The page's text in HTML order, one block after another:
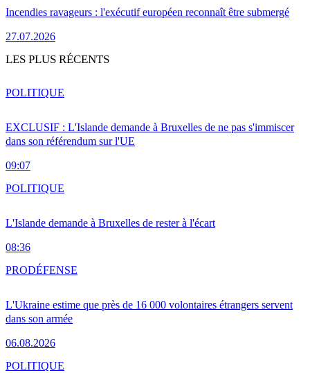
Incendies ravageurs : l'exécutif européen reconnaît être submergé
27.07.2026
LES PLUS RÉCENTS
EXCLUSIF : L'Islande demande à Bruxelles de ne pas s'immiscer
dans son référendum sur l'UE
09:07
POLITIQUE
L'Islande demande à Bruxelles de rester à l'écart
08:36
POLITIQUE
L'Ukraine estime que près de 16 000 volontaires étrangers servent
dans son armée
06.08.2026
PRODÉFENSE
POLITIQUE